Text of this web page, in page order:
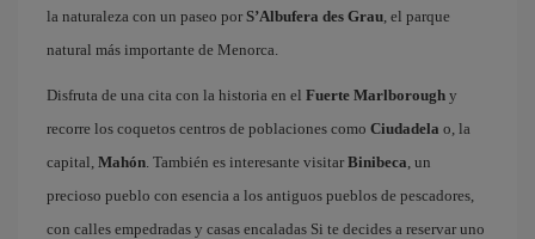
la naturaleza con un paseo por S’Albufera des Grau, el parque
natural más importante de Menorca.
Disfruta de una cita con la historia en el Fuerte Marlborough y
recorre los coquetos centros de poblaciones como Ciudadela o, la
capital, Mahón. También es interesante visitar Binibeca, un
precioso pueblo con esencia a los antiguos pueblos de pescadores,
con calles empedradas y casas encaladas Si te decides a reservar uno